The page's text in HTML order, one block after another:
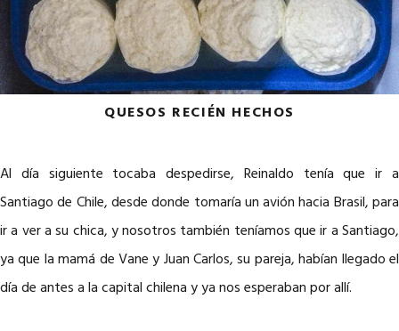
QUESOS RECIÉN HECHOS
Al día siguiente tocaba despedirse, Reinaldo tenía que ir a
Santiago de Chile, desde donde tomaría un avión hacia Brasil, para
ir a ver a su chica, y nosotros también teníamos que ir a Santiago,
ya que la mamá de Vane y Juan Carlos, su pareja, habían llegado el
día de antes a la capital chilena y ya nos esperaban por allí.